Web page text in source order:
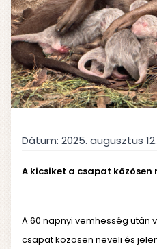
Dátum: 2025. augusztus 12.
A kicsiket a csapat közösen
A 60 napnyi vemhesség után
csapat közösen neveli és